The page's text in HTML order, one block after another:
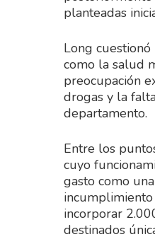
planteadas
Long
como la salud
preocupación
drogas y la
departamento.
Entre los
cuyo
gasto como
incorporar
destinados